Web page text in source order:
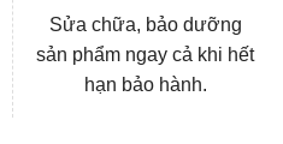
Sửa chữa, bảo dưỡng
sản phẩm ngay cả khi hết
hạn bảo hành.